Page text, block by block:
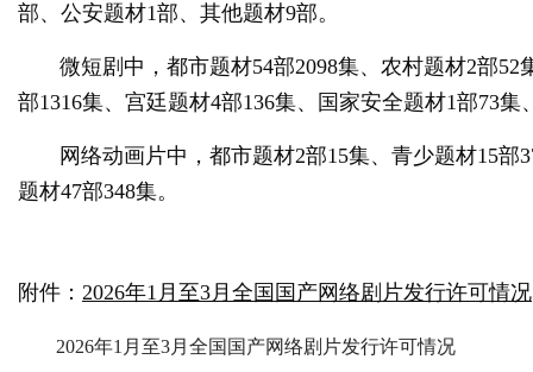
部、公安题材1部、其他题材9部。
微短剧中，都市题材54部2098集、农村题材2部
部1316集、宫廷题材4部136集、国家安全题材1部73
网络动画片中，都市题材2部15集、青少题材15
题材47部348集。
附件： 2026年1月至3月全国国产网络剧片发行许可情况
2026年1月至3月全国国产网络剧片发行许可情况